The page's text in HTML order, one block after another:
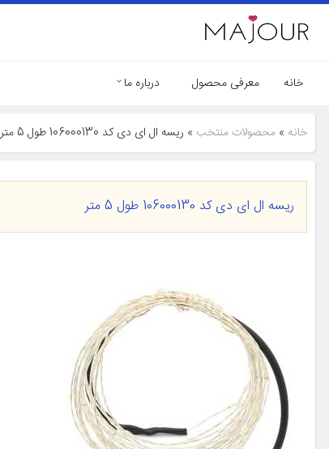
خانه معرفی محصول درباره ما
خانه » محصولات منتخب » ریسه ال ای دی کد 106000130 طول 5 متر
ریسه ال ای دی کد 106000130 طول 5 متر